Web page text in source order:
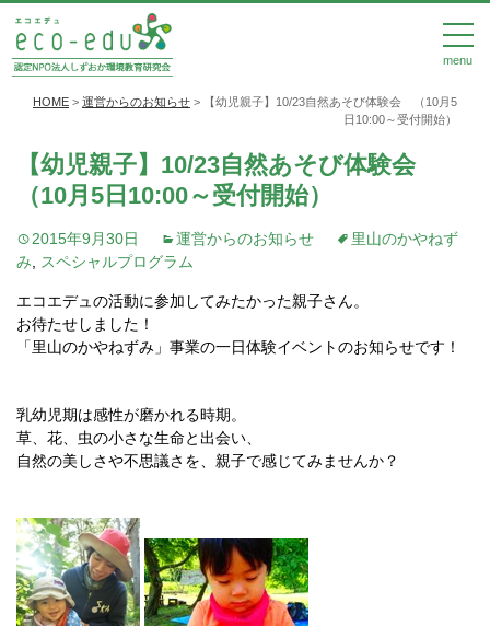
menu
HOME > 運営からのお知らせ >
【幼児親子】10/23自然あそび体験会 （10月5
日10:00～受付開始）
【幼児親子】10/23自然あそび体験会
（10月5日10:00～受付開始）
2015年9月30日 運営からのお知らせ
里山のかやねず
み
スペシャルプログラム
エコエデュの活動に参加してみたかった親子さん。
お待たせしました！
「里山のかやねずみ」事業の一日体験イベントのお知らせです！
乳幼児期は感性が磨かれる時期。
草、花、虫の小さな生命と出会い、
自然の美しさや不思議さを、親子で感じてみませんか？